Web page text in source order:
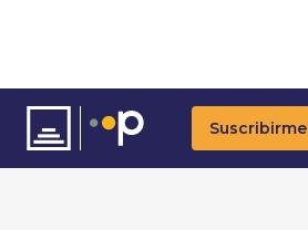
Suscribirme